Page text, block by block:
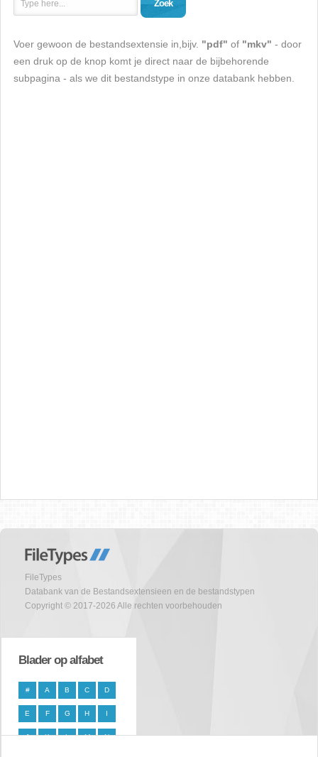
Zoek
Voer gewoon de bestandsextensie in,bijv. "pdf" of "mkv" - door
een druk op de knop komt je direct naar de bijbehorende
subpagina - als we dit bestandstype in onze databank hebben.
FileTypes
Databank van de Bestandsextensieen en de bestandstypen
Copyright © 2017-2026 Alle rechten voorbehouden
Blader op alfabet
# A B C D
E F G H I
J K L M N